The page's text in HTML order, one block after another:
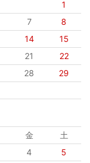
1
7
8
14
15
21
22
28
29
金
土
4
5